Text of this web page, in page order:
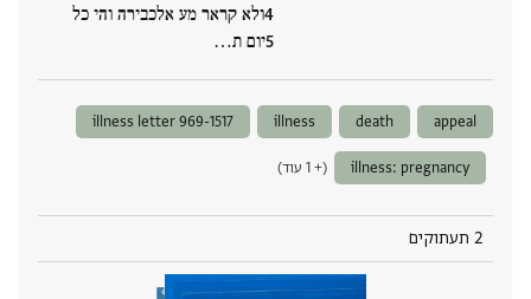
ולא קראר מע אלכבירה והי כל
יום ת‮…
appeal
death
illness
illness letter 969-1517
illness: pregnancy (+ 1 עוד)
2 תעתוקים